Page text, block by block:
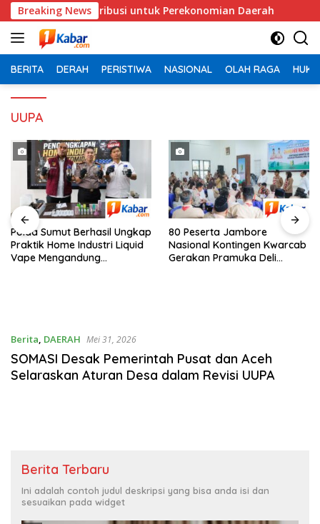
Langsung
ke
konten
Breaking News
Berkontribusi untuk Perekonomian Daerah Polda
BERITA DERAH PERISTIWA NASIONAL OLAH RAGA
UUPA
Polda Sumut Berhasil Ungkap
Praktik Home Industri Liquid
Vape Mengandung
80 Peserta Jambore
Nasional Kontingen Kwarcab
Gerakan Pramuka Deli
Berita, DAERAH Mei 31, 2026
SOMASI Desak Pemerintah Pusat dan Aceh
Selaraskan Aturan Desa dalam Revisi UUPA
Berita Terbaru
Ini adalah contoh judul deskripsi yang bisa anda isi dan
sesuaikan pada widget